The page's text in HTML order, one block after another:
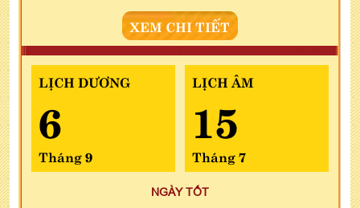
XEM CHI TIẾT
LỊCH DƯƠNG
6
Tháng 9
LỊCH ÂM
15
Tháng 7
NGÀY TỐT